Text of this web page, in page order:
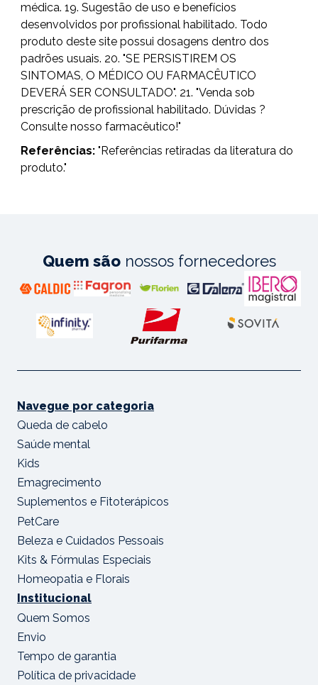
médica. 19. Sugestão de uso e benefícios
desenvolvidos por profissional habilitado. Todo
produto deste site possui dosagens dentro dos
padrões usuais. 20. "SE PERSISTIREM OS
SINTOMAS, O MÉDICO OU FARMACÊUTICO
DEVERÁ SER CONSULTADO". 21. "Venda sob
prescrição de profissional habilitado. Dúvidas ?
Consulte nosso farmacêutico!"
Referências: "Referências retiradas da literatura do
produto."
Quem sãonossos fornecedores
Navegue por categoria
Queda de cabelo
Saúde mental
Kids
Emagrecimento
Suplementos e Fitoterápicos
PetCare
Beleza e Cuidados Pessoais
Kits & Fórmulas Especiais
Homeopatia e Florais
Institucional
Quem Somos
Envio
Tempo de garantia
Política de privacidade